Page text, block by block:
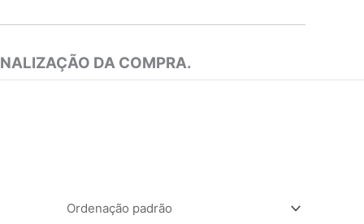
DA COMPRA.